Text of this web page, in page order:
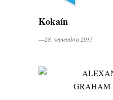
Kokaín
―28. septembra 2015